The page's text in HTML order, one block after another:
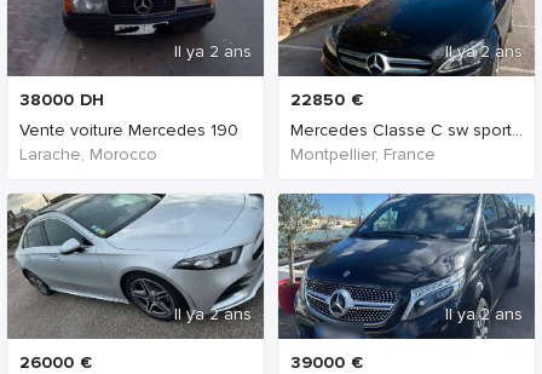
Il ya 2 ans
38000 DH
Vente voiture Mercedes 190
Larache, Morocco
Il ya 2 ans
26000 €
Il ya 2 ans
22850 €
Mercedes Classe C sw sportline 56500km
Montpellier, France
Il ya 2 ans
39000 €